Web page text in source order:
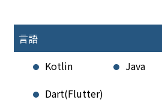
言語
Kotlin
Java
Dart(Flutter)